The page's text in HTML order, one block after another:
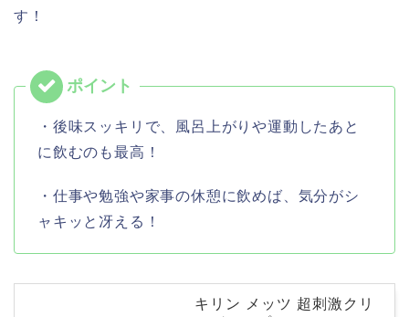
す！
・後味スッキリで、風呂上がりや運動したあと
に飲むのも最高！
・仕事や勉強や家事の休憩に飲めば、気分がシ
ャキッと冴える！
キリン メッツ 超刺激クリ